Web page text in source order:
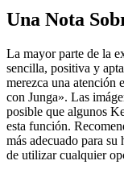
Una Nota
La mayor parte de la
sencilla, positiva y
merezca una atención
con Junga». Las
posible que algunos
esta función.
más adecuado para
de utilizar cualquier